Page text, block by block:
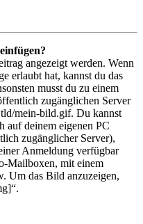
angezeigt werden. Wenn
erlaubt hat, kannst du das
musst du zu einem
zugänglichen Server
mein-bild.gif. Du kannst
auf deinem eigenen PC
zugänglicher Server),
Anmeldung verfügbar
Mailboxen, mit einem
Um das Bild anzuzeigen,